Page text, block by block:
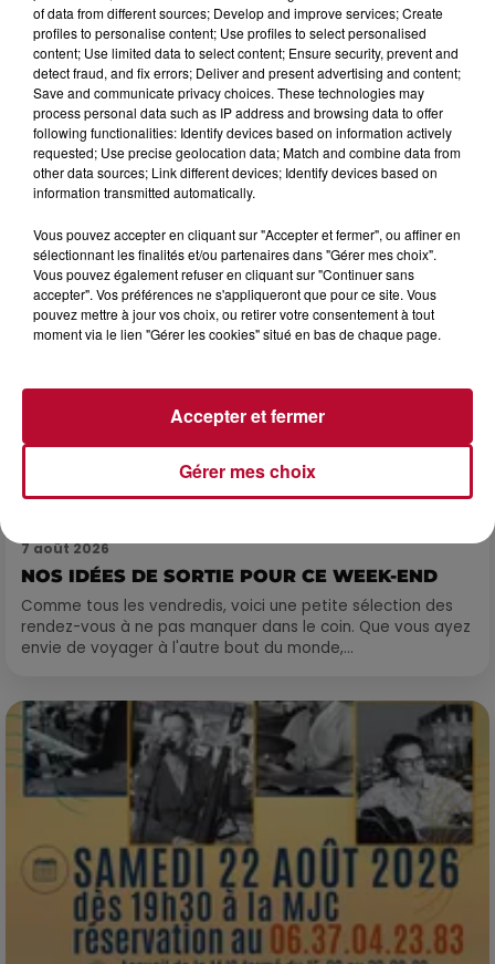
8 août 2026
OCCITANIE : CET ÉTÉ, LA CRÉATION S'EXPOSE
DANS LES ATELIERS D'ARTISANS
Marre des plages bondées et des visites au pas de charge
? La Chambre de Métiers et de l’Artisanat Occitanie
propose une alternative bien plus vivante :...
7 août 2026
NOS IDÉES DE SORTIE POUR CE WEEK-END
Comme tous les vendredis, voici une petite sélection des
rendez-vous à ne pas manquer dans le coin. Que vous ayez
envie de voyager à l'autre bout du monde,...
of data from different sources; Develop and improve services; Create
profiles to personalise content; Use profiles to select personalised
content; Use limited data to select content; Ensure security, prevent and
detect fraud, and fix errors; Deliver and present advertising and content;
Save and communicate privacy choices. These technologies may
process personal data such as IP address and browsing data to offer
following functionalities: Identify devices based on information actively
requested; Use precise geolocation data; Match and combine data from
other data sources; Link different devices; Identify devices based on
information transmitted automatically.
Vous pouvez accepter en cliquant sur "Accepter et fermer", ou affiner en
sélectionnant les finalités et/ou partenaires dans "Gérer mes choix".
Vous pouvez également refuser en cliquant sur "Continuer sans
accepter". Vos préférences ne s'appliqueront que pour ce site. Vous
pouvez mettre à jour vos choix, ou retirer votre consentement à tout
moment via le lien "Gérer les cookies" situé en bas de chaque page.
Gérer mes choix
Accepter et fermer